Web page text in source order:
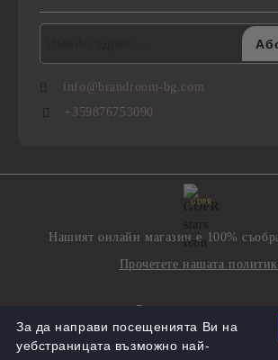
info@brandroom-bg.com
+359876753090
GDPR
Нашият онлайн магазин е 100%
Прочетете нашата
За да направи посещенията Ви на
уебстраницата възможно най-